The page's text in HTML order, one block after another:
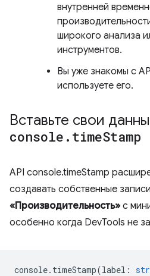
внутренней
широкого анализа
инструментов.
Вы уже знакомы с
используете его.
Вставьте свои
console . timeStamp
API console.timeStamp
создавать собственные
«Производительность» с
особенно когда DevTools не
console. timeStamp(label :